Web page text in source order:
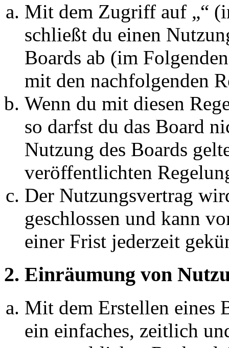
Mit dem Zugriff auf „“
schließt du einen
Boards ab (im
mit den nachfolgenden
Wenn du mit diesen
so darfst du das Board
Nutzung des Boards
veröffentlichten
Der Nutzungsvertrag
geschlossen und kann
einer Frist jederzeit
2. Einräumung von
Mit dem Erstellen eines
ein einfaches, zeitlich